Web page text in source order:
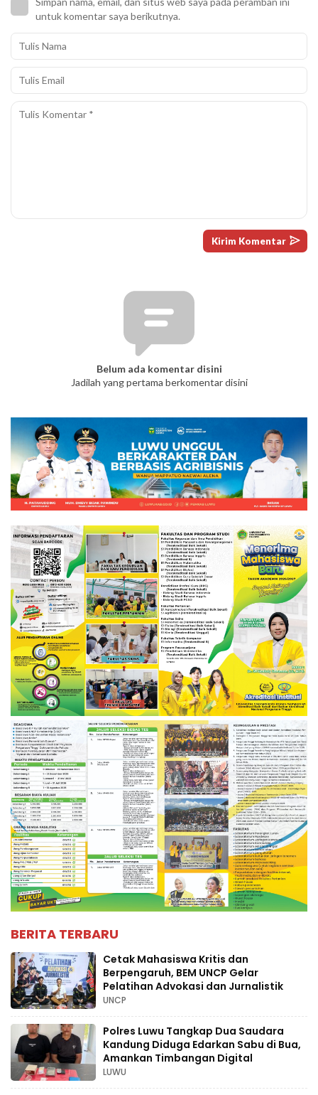
untuk komentar saya berikutnya.
Belum ada komentar disini
Jadilah yang pertama berkomentar disini
BERITA TERBARU
Cetak Mahasiswa Kritis dan
Berpengaruh, BEM UNCP Gelar
Pelatihan Advokasi dan Jurnalistik
UNCP
Polres Luwu Tangkap Dua Saudara
Kandung Diduga Edarkan Sabu di Bua,
Amankan Timbangan Digital
LUWU